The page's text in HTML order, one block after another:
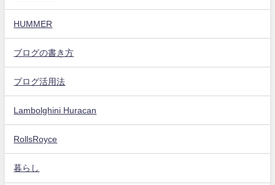
HUMMER
ブログの書き方
ブログ活用法
Lambolghini Huracan
RollsRoyce
暮らし